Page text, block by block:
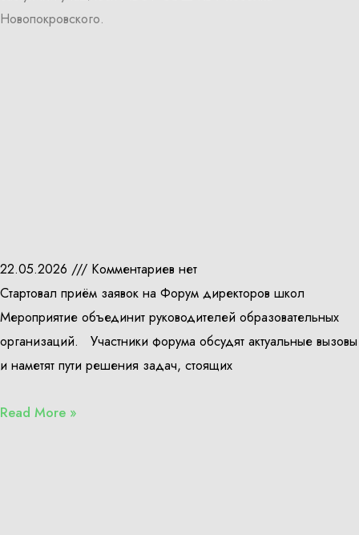
Новопокровского.
22.05.2026
Комментариев нет
Стартовал приём заявок на Форум директоров школ
Мероприятие объединит руководителей образовательных
организаций. Участники форума обсудят актуальные вызовы
и наметят пути решения задач, стоящих
Read More »